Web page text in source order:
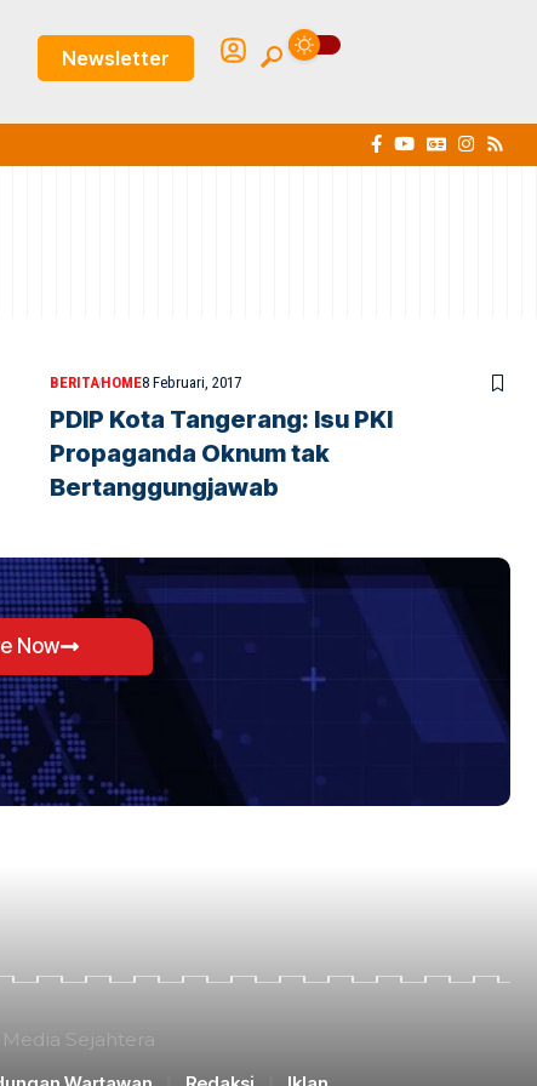
Newsletter
BERITAHOME8 Februari, 2017
PDIP Kota Tangerang: Isu PKI
Propaganda Oknum tak
Bertanggungjawab
Now
Sejahtera